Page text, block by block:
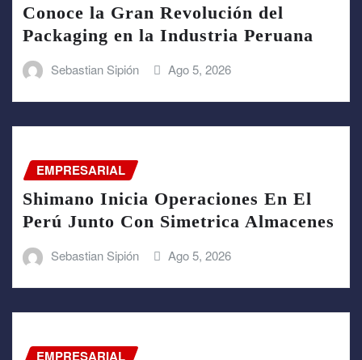
Conoce la Gran Revolución del
Packaging en la Industria Peruana
Sebastian Sipión Ago 5, 2026
EMPRESARIAL
Shimano Inicia Operaciones En El
Perú Junto Con Simetrica Almacenes
Sebastian Sipión Ago 5, 2026
EMPRESARIAL